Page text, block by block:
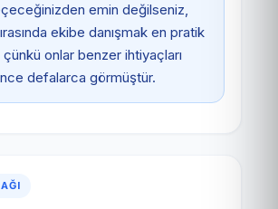
emin değilseniz,
ekibe danışmak en pratik
onlar benzer ihtiyaçları
defalarca görmüştür.